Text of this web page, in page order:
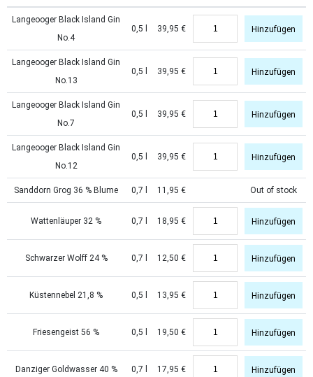
Langeooger Black Island Gin
No.4
0,5 l 39,95 € Hinzufügen
Langeooger Black Island Gin
No.13
0,5 l 39,95 € Hinzufügen
Langeooger Black Island Gin
No.7
0,5 l 39,95 € Hinzufügen
Langeooger Black Island Gin
No.12
0,5 l 39,95 € Hinzufügen
Sanddorn Grog 36 % Blume 0,7 l 11,95 € Out of stock
Wattenläuper 32 % 0,7 l 18,95 € Hinzufügen
Schwarzer Wolff 24 % 0,7 l 12,50 € Hinzufügen
Küstennebel 21,8 % 0,5 l 13,95 € Hinzufügen
Friesengeist 56 % 0,5 l 19,50 € Hinzufügen
Danziger Goldwasser 40 % 0,7 l 17,95 € Hinzufügen